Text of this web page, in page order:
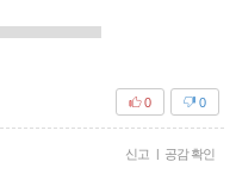
0
0
신고 | 공감 확인